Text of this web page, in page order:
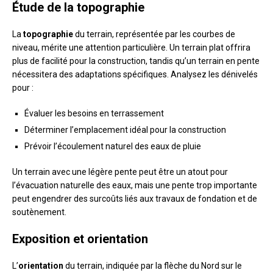
Étude de la topographie
La topographiedu terrain, représentée par les courbes de
niveau, mérite une attention particulière. Un terrain plat offrira
plus de facilité pour la construction, tandis qu’un terrain en pente
nécessitera des adaptations spécifiques. Analysez les dénivelés
pour :
Évaluer les besoins en terrassement
Déterminer l’emplacement idéal pour la construction
Prévoir l’écoulement naturel des eaux de pluie
Un terrain avec une légère pente peut être un atout pour
l’évacuation naturelle des eaux, mais une pente trop importante
peut engendrer des surcoûts liés aux travaux de fondation et de
soutènement.
Exposition et orientation
L’orientation du terrain, indiquée par la flèche du Nord sur le